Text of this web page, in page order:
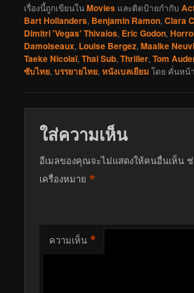
เรื่องนี้ถูกเขียนในMovies และติดป้ายกำกับ
Bart Hollanders, Benjamin Ramon,Clara
Dimitri 'Vegas' Thivaios, Eric Godon,
Damoiseaux, Louise Bergez,Maaike
Taeke Nicolaï,Thai Sub,Thriller,Tom
ซับไทย,บรรยายไทย,หนังเบลเยียมโดย คั่นหน้
ใส่ความเห็น
อีเมลของคุณจะไม่แสดงให้คนอื่นเห็น
เครื่องหมาย*
ความเห็น *